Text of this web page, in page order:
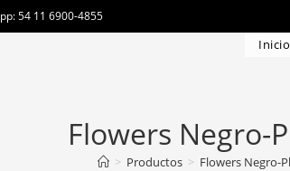
54 11 6900-4855
Inicio
Flowers Negro-
> Productos > Flowers Negro-